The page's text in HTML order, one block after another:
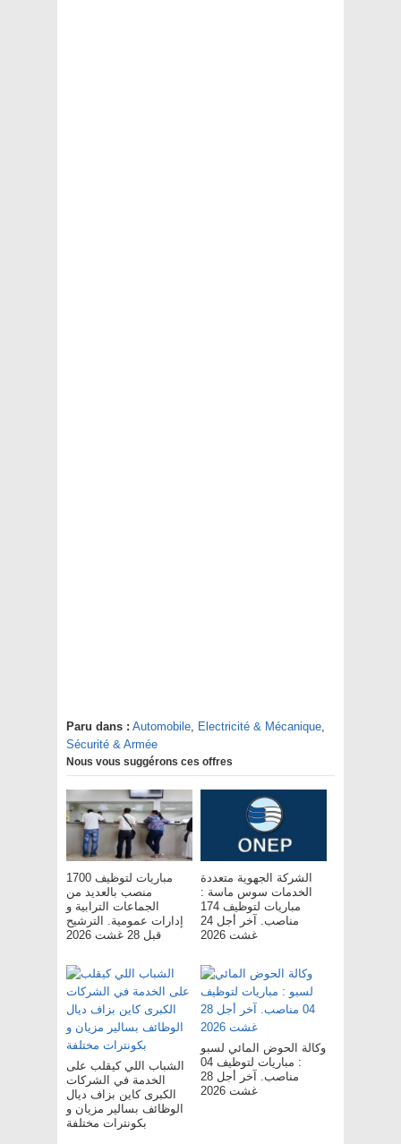
Paru dans : Automobile, Electricité & Mécanique,
Sécurité & Armée
Nous vous suggérons ces offres
مباريات لتوظيف 1700
منصب بالعديد من
الجماعات الترابية و
إدارات عمومية. الترشيح
قبل 28 غشت 2026
الشركة الجهوية متعددة
الخدمات سوس ماسة :
مباريات لتوظيف 174
مناصب. آخر أجل 24
غشت 2026
الشباب اللي كيقلب على
الخدمة في الشركات
الكبرى كاين بزاف ديال
الوظائف بسالير مزيان و
بكونترات مختلفة
وكالة الحوض المائي لسبو
: مباريات لتوظيف 04
مناصب. آخر أجل 28
غشت 2026